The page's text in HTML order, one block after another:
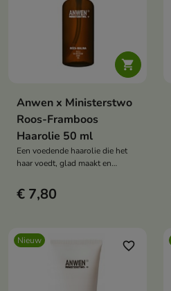

Anwen x Ministerstwo
Roos-Framboos
Haarolie 50 ml
Een voedende haarolie die het
haar voedt, glad maakt en
€ 7,80
Nieuw favorite_border